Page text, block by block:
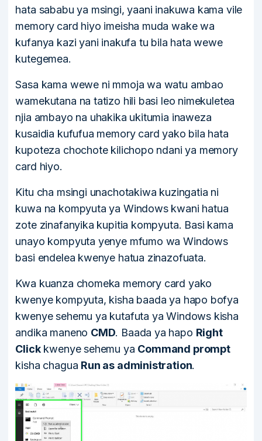
hata sababu ya msingi, yaani inakuwa kama vile
memory card hiyo imeisha muda wake wa
kufanya kazi yani inakufa tu bila hata wewe
kutegemea.
Sasa kama wewe ni mmoja wa watu ambao
wamekutana na tatizo hili basi leo nimekuletea
njia ambayo na uhakika ukitumia inaweza
kusaidia kufufua memory card yako bila hata
kupoteza chochote kilichopo ndani ya memory
card hiyo.
Kitu cha msingi unachotakiwa kuzingatia ni
kuwa na kompyuta ya Windows kwani hatua
zote zinafanyika kupitia kompyuta. Basi kama
unayo kompyuta yenye mfumo wa Windows
basi endelea kwenye hatua zinazofuata.
Kwa kuanza chomeka memory card yako
kwenye kompyuta, kisha baada ya hapo bofya
kwenye sehemu ya kutafuta ya Windows kisha
andika maneno CMD. Baada ya hapo Right
Clickkwenye sehemu ya Command prompt
kisha chagua Run as administration.